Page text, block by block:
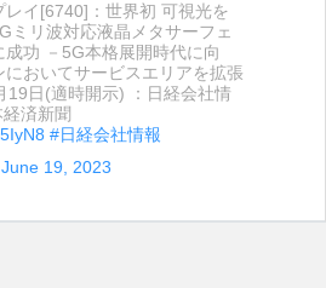
レイ[6740]：世界初 可視光を
ミリ波対応液晶メタサーフェ
成功 －5G本格展開時代に向
においてサービスエリアを拡張
19日(適時開示) ：日経会社情
済新聞
#日経会社情報
June 19, 2023